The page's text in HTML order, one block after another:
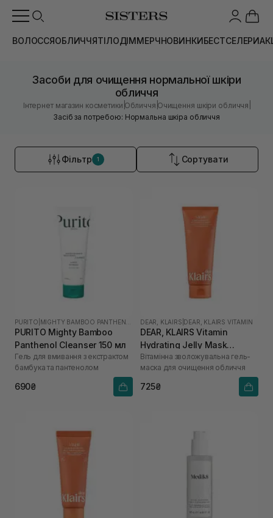
ВОЛОССЯОБЛИЧЧЯТІЛОДІММЕРЧНОВИНКИБЕСТСЕЛЕРИ
Засоби для очищення нормальної шкіри
обличчя
Інтернет магазин косметики |Обличчя |Очищення шкіри обличчя
Засіб за потребою: Нормальна шкіра обличчя
Фільтр 1 Сортувати
PURITO
PURITO Mighty Bamboo
Panthenol Cleanser 150 мл
Гель для вмивання з екстрактом
бамбука та пантенолом
690₴
DEAR, KLAIRS DEAR, KLAIRS VITAMIN
DEAR, KLAIRS Vitamin
Hydrating Jelly Mask
Cleanser 150 мл
Вітамінна зволожувальна гель-
маска для очищення обличчя
725₴